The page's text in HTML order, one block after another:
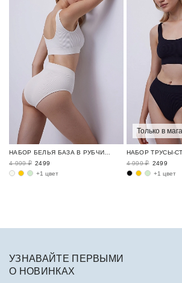
4 999 ₽ 2499
+1 цвет
Только в
4 999 ₽ 2499
+1 цвет
УЗНАВАЙТЕ ПЕРВЫМИ
О НОВИНКАХ